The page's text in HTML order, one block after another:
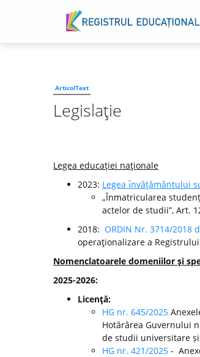
ArticolText
Legislaţie
Legea educaţiei naţionale
2023: Legea ı̂nvăţământului
„Înmatricularea
actelor de studii”, Art.
2018: ORDIN Nr. 3714/2018
operaţionalizare a
Nomenclatoarele domeniilor şi
2025-2026:
Licenţă:
HG nr. 645/2025
Hotărârea Guvernului
de studii universitare
HG nr. 421/2025 -